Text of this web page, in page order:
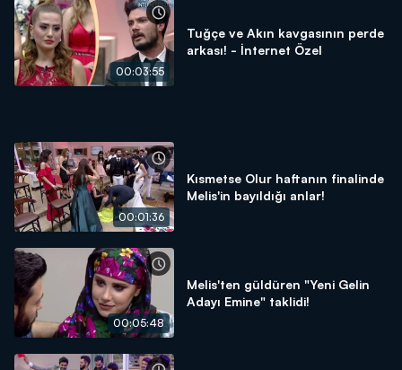
00:03:55
Tuğçe ve Akın kavgasının perde
arkası! - İnternet Özel
00:01:36
Kısmetse Olur haftanın finalinde
Melis'in bayıldığı anlar!
00:05:48
Melis'ten güldüren "Yeni Gelin
Adayı Emine" taklidi!